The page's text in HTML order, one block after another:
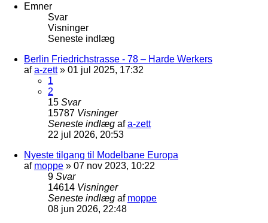
Emner
Svar
Visninger
Seneste indlæg
Berlin Friedrichstrasse - 78 – Harde Werkers
afa-zett» 01 jul 2025, 17:32
1
2
15 Svar
15787 Visninger
Seneste indlæg afa-zett
22 jul 2026, 20:53
Nyeste tilgang til Modelbane Europa
af moppe » 07 nov 2023, 10:22
9 Svar
14614 Visninger
Seneste indlæg af moppe
08 jun 2026, 22:48